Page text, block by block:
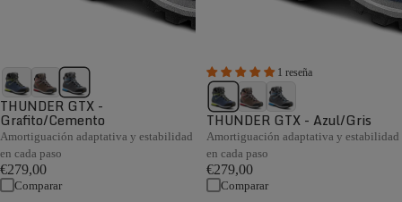
THUNDER GTX -
Grafito/Cemento
Amortiguación adaptativa y estabilidad
en cada paso
€279,00
Comparar
1 reseña
THUNDER GTX - Azul/Gris
Amortiguación adaptativa y estabilidad
en cada paso
€279,00
Comparar